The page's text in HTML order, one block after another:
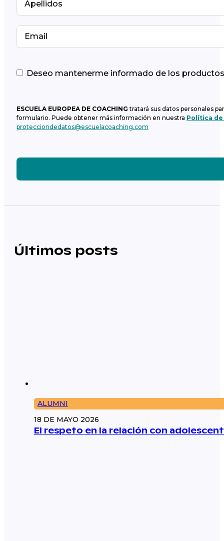
Deseo mantenerme informado de los
ESCUELA EUROPEA DE COACHING tratará sus datos personales
formulario. Puede obtener más información en nuestra Política
protecciondedatos@escuelacoaching.com
Últimos posts
ALUMNI
18 DE MAYO 2026
El respeto en la relación con